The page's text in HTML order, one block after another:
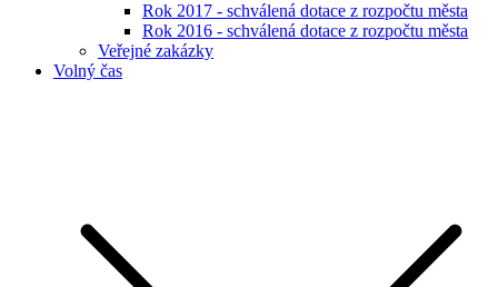
Rok 2017 - schválená dotace z rozpočtu města
Rok 2016 - schválená dotace z rozpočtu města
Veřejné zakázky
Volný čas